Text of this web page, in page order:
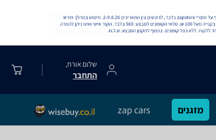
שלום אורח,
התחבר
מזגנים zap cars